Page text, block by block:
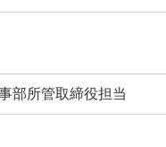
部所管取締役担当